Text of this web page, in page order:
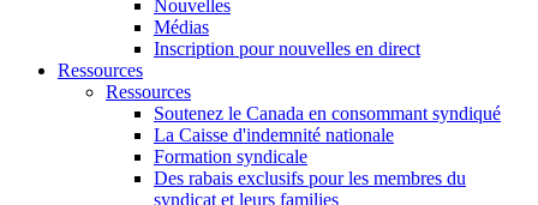
Nouvelles
Médias
Inscription pour nouvelles en direct
Ressources
Ressources
Soutenez le Canada en consommant syndiqué
La Caisse d'indemnité nationale
Formation syndicale
Des rabais exclusifs pour les membres du
syndicat et leurs families